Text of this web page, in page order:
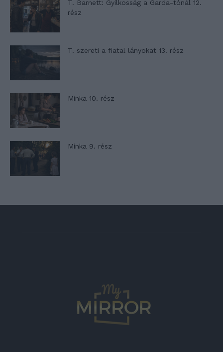
T. Barnett: Gyilkosság a Garda-tónál 12.
rész
T. szereti a fiatal lányokat 13. rész
Minka 10. rész
Minka 9. rész